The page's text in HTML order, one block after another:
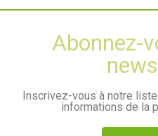
Abonnez-
Inscrivez-vous à notre
informations de la